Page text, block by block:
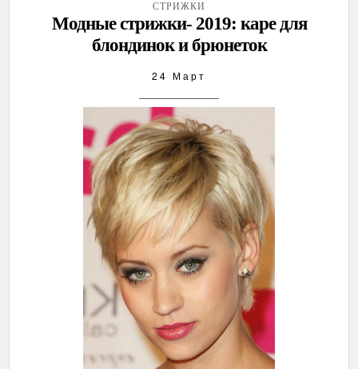
СТРИЖКИ
Модные стрижки- 2019: каре для
блондинок и брюнеток
24 Март